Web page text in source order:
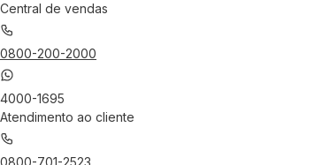
Central de vendas
0800-200-2000
4000-1695
Atendimento ao cliente
0800-701-2523